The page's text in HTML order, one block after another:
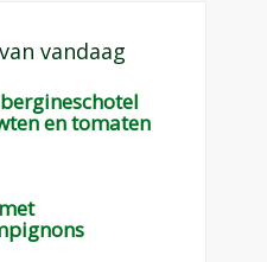
vandaag
en tomaten